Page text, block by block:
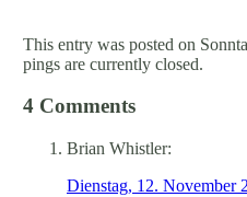
This entry was posted on
pings are currently closed.
4 Comments
Brian Whistler:
Dienstag, 12. November